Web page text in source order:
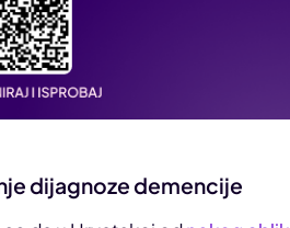
dijagnoze demencije